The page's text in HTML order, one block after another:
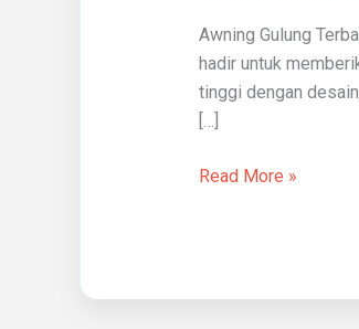
Awning Gulung
hadir untuk
tinggi dengan
[…]
Sukabumi
Read More »